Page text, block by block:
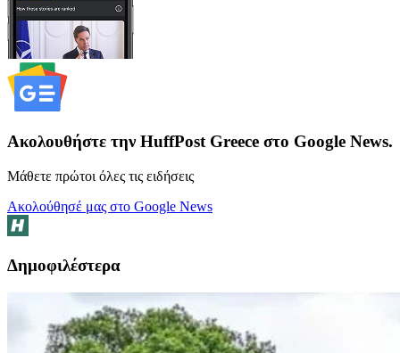
Ακολουθήστε την HuffPost Greece στο Google News.
Μάθετε πρώτοι όλες τις ειδήσεις
Ακολούθησέ μας στο Google News
Δημοφιλέστερα